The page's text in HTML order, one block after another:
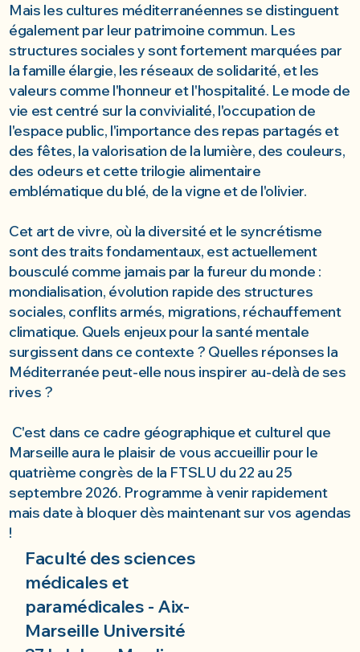
Mais les cultures méditerranéennes se distinguent
également par leur patrimoine commun. Les
structures sociales y sont fortement marquées par
la famille élargie, les réseaux de solidarité, et les
valeurs comme l'honneur et l'hospitalité. Le mode de
vie est centré sur la convivialité, l'occupation de
l'espace public, l'importance des repas partagés et
des fêtes, la valorisation de la lumière, des couleurs,
des odeurs et cette trilogie alimentaire
emblématique du blé, de la vigne et de l'olivier.
Cet art de vivre, où la diversité et le syncrétisme
sont des traits fondamentaux, est actuellement
bousculé comme jamais par la fureur du monde :
mondialisation, évolution rapide des structures
sociales, conflits armés, migrations, réchauffement
climatique. Quels enjeux pour la santé mentale
surgissent dans ce contexte ? Quelles réponses la
Méditerranée peut-elle nous inspirer au-delà de ses
rives ?
C'est dans ce cadre géographique et culturel que
Marseille aura le plaisir de vous accueillir pour le
quatrième congrès de la FTSLU du 22 au 25
septembre 2026. Programme à venir rapidement
mais date à bloquer dès maintenant sur vos agendas
!
Faculté des sciences
médicales et
paramédicales - Aix-
Marseille Université